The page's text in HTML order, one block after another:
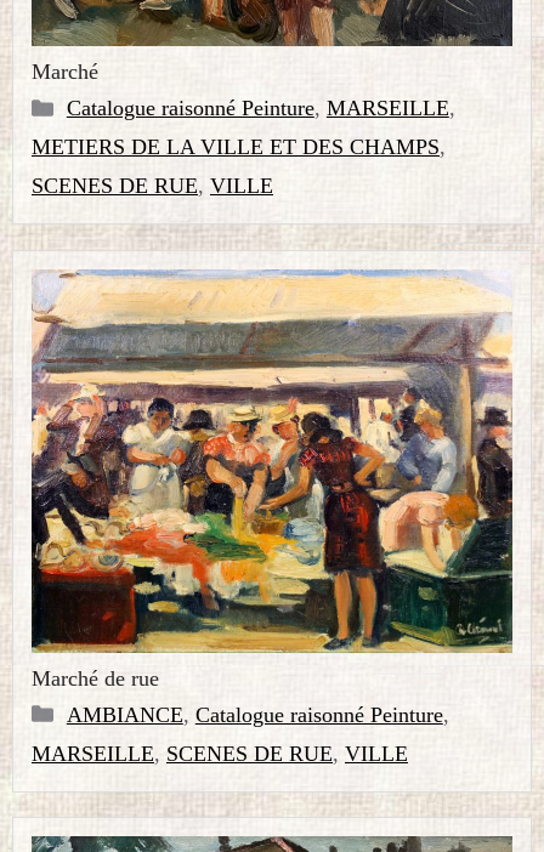
Marché
Catégories
Catalogue raisonné Peinture, MARSEILLE,
METIERS DE LA VILLE ET DES CHAMPS,
SCENES DE RUE, VILLE
Marché de rue
Catégories
AMBIANCE, Catalogue raisonné Peinture,
MARSEILLE, SCENES DE RUE, VILLE